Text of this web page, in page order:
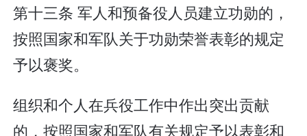
第十三条 军人和预备役人员建立功勋的，
按照国家和军队关于功勋荣誉表彰的规定
予以褒奖。
组织和个人在兵役工作中作出突出贡献
的，按照国家和军队有关规定予以表彰和